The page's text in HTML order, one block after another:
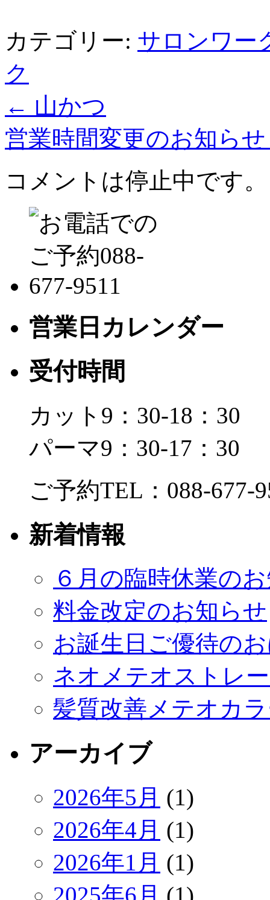
カテゴリー: サロンワー
ク
← 山かつ
営業時間変更のお知ら
コメントは停止中です。
営業日カレンダー
受付時間
カット9：30-18：30
パーマ9：30-17：30
ご予約TEL：088-677-
新着情報
６月の臨時休業の
料金改定のお知らせ
お誕生日ご優待の
ネオメテオストレ
髪質改善メテオカ
アーカイブ
2026年5月 (1)
2026年4月 (1)
2026年1月 (1)